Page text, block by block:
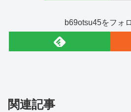
b69otsu45をフォ
関連記事